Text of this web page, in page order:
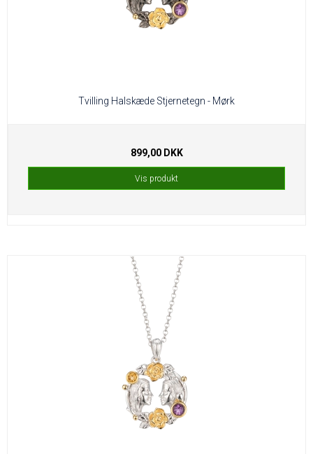
Tvilling Halskæde Stjernetegn - Mørk
899,00 DKK
Vis produkt